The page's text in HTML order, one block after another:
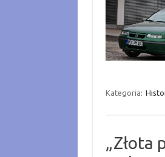
Kategoria:
„Złota